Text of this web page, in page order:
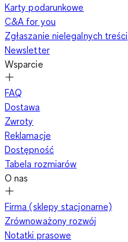
Karty podarunkowe
C&A for you
Zgłaszanie nielegalnych treści
Newsletter
Wsparcie
FAQ
Dostawa
Zwroty
Reklamacje
Dostępność
Tabela rozmiarów
O nas
Firma (sklepy stacjonarne)
Zrównoważony rozwój
Notatki prasowe